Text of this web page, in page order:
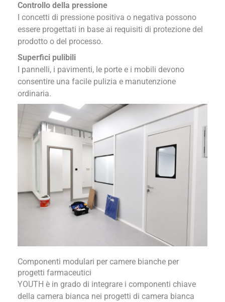
Controllo della pressione
I concetti di pressione positiva o negativa possono
essere progettati in base ai requisiti di protezione del
prodotto o del processo.
Superfici pulibili
I pannelli, i pavimenti, le porte e i mobili devono
consentire una facile pulizia e manutenzione
ordinaria.
Componenti modulari per camere bianche per
progetti farmaceutici
YOUTH è in grado di integrare i componenti chiave
della camera bianca nei progetti di camera bianca